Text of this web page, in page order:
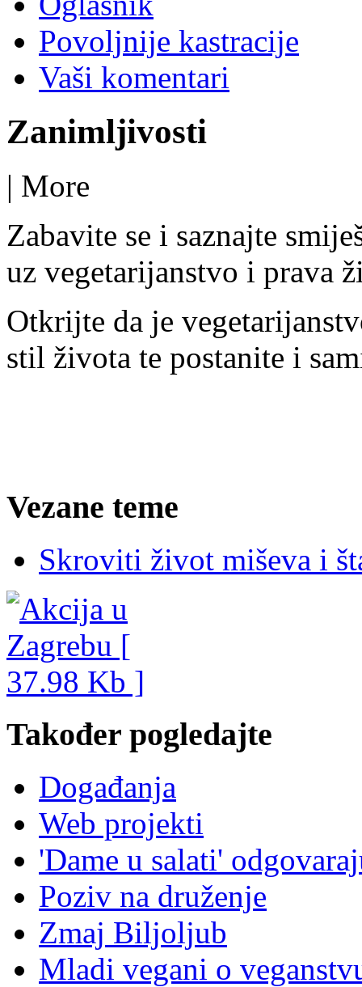
Povoljnije kastracije
Vaši komentari
Zanimljivosti
| More
Zabavite se i saznajte
uz vegetarijanstvo i prava
Otkrijte da je
stil života te postanite i
Vezane teme
Skroviti život miševa i
Također pogledajte
Događanja
Web projekti
'Dame u salati'
Poziv na druženje
Zmaj Biljoljub
Mladi vegani o